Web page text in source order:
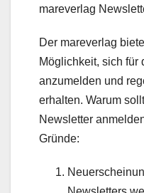
mareverlag
Der mareverlag
Möglichkeit, sich für
anzumelden und
erhalten. Warum
Newsletter
Gründe: